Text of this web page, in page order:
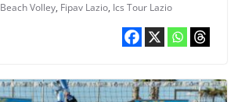
Beach Volley, Fipav Lazio, Ics Tour Lazio